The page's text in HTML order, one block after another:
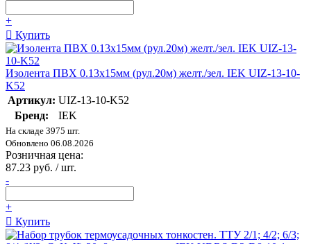
+
Купить
Изолента ПВХ 0.13х15мм (рул.20м) желт./зел. IEK UIZ-13-10-
K52
Артикул: UIZ-13-10-K52
Бренд:
IEK
На складе 3975 шт.
Обновлено 06.08.2026
Розничная цена:
87.23 руб. / шт.
-
+
Купить